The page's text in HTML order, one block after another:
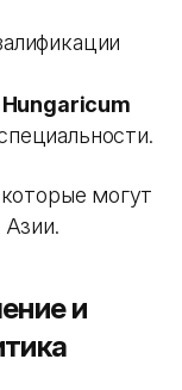
могут
Азии.
и